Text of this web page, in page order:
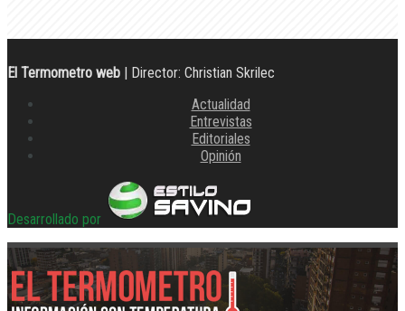
El Termometro web | Director: Christian Skrilec
Actualidad
Entrevistas
Editoriales
Opinión
Desarrollado por